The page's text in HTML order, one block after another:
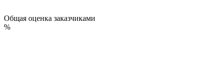
Общая оценка заказчиками
%